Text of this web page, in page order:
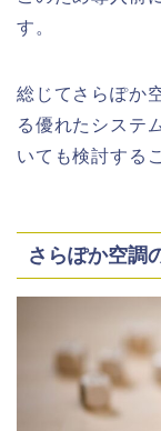
す。
総じてさらぽか
る優れたシステ
いても検討する
さらぽか空調